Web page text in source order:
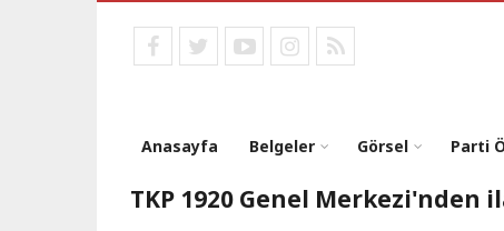
facebooktwitteryoutubeinstagram
RSS
Anasayfa Belgeler Görsel Parti
TKP 1920 Genel Merkezi'nden